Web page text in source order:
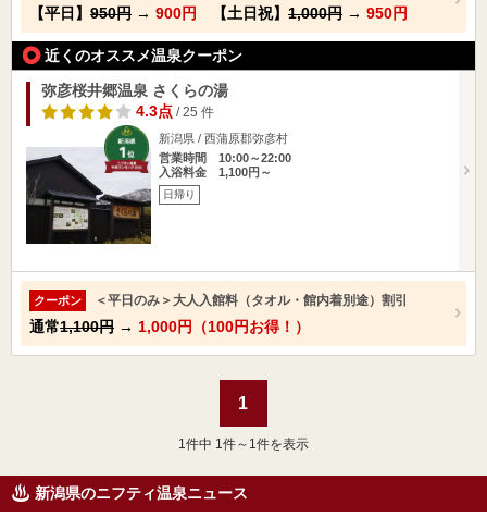
【平日】 950円 → 900円 【土日祝】 1,000円 → 950円
近くのオススメ温泉クーポン
弥彦桜井郷温泉 さくらの湯
4.3点/ 25 件
新潟県 / 西蒲原郡弥彦村
営業時間 10:00～22:00
入浴料金 1,100円～
日帰り
クーポン ＜平日のみ＞大人入館料（タオル・館内着別途）割引
通常1,100円 → 1,000円（100円お得！）
1
1 件中 1件～1件を表示
新潟県のニフティ温泉ニュース